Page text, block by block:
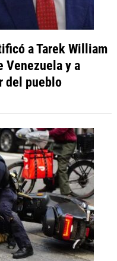
a Tarek William
Venezuela y a
del pueblo